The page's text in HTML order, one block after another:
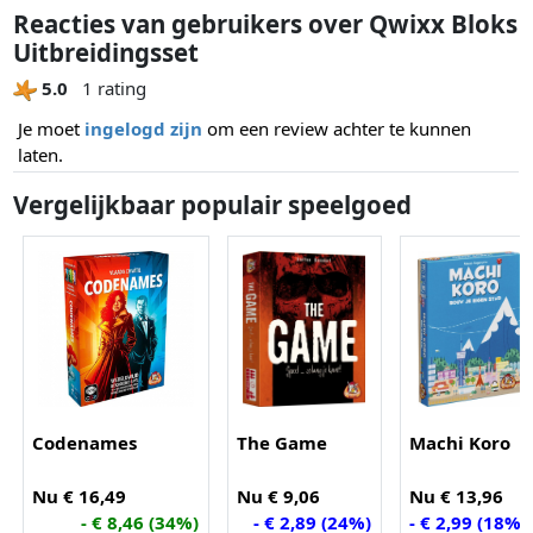
Reacties van gebruikers over Qwixx Bloks
Uitbreidingsset
5.0
1 rating
Je moet ingelogd zijn om een review achter te kunnen
laten.
Vergelijkbaar populair speelgoed
Codenames
Nu € 16,49
- € 8,46 (34%)
The Game
Nu € 9,06
- € 2,89 (24%)
Machi Koro
Nu € 13,96
- € 2,99 (18%)